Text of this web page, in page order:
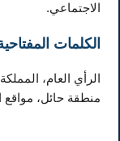
الاجتماعي.
الكلمات
الرأي العام،
منطقة حائل، مواقع